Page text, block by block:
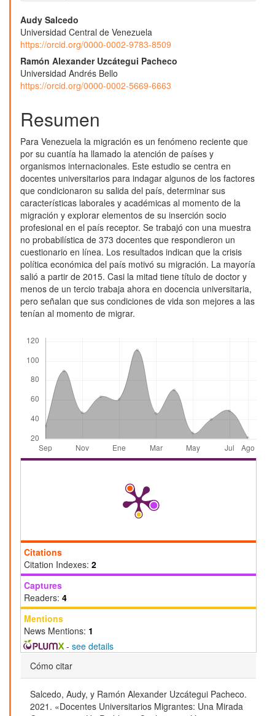
Contenido
principal
del
artículo
Audy Salcedo
Universidad Central de Venezuela
https://orcid.org/0000-0002-9783-8509
Ramón Alexander Uzcátegui Pacheco
Universidad Andrés Bello
https://orcid.org/0000-0002-5669-6663
Resumen
Para Venezuela la migración es un fenómeno reciente que
por su cuantía ha llamado la atención de países y
organismos internacionales. Este estudio se centra en
docentes universitarios para indagar algunos de los factores
que condicionaron su salida del país, determinar sus
características laborales y académicas al momento de la
migración y explorar elementos de su inserción socio
profesional en el país receptor. Se trabajó con una muestra
no probabilística de 373 docentes que respondieron un
cuestionario en línea. Los resultados indican que la crisis
política económica del país motivó su migración. La mayoría
salió a partir de 2015. Casi la mitad tiene título de doctor y
menos de un tercio trabaja ahora en docencia universitaria,
pero señalan que sus condiciones de vida son mejores a las
tenían al momento de migrar.
Citations
Citation Indexes: 2
Captures
Readers: 4
Mentions
News Mentions: 1
- see details
Detalles
del
artículo
Cómo citar
Salcedo, Audy, y Ramón Alexander Uzcátegui Pacheco.
2021. «Docentes Universitarios Migrantes: Una Mirada